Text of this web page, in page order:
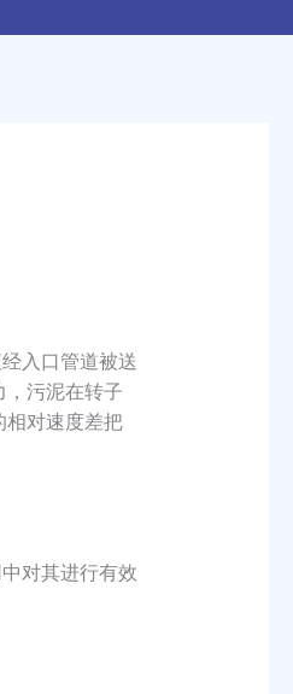
入口管道被送
，污泥在转子
相对速度差把
对其进行有效